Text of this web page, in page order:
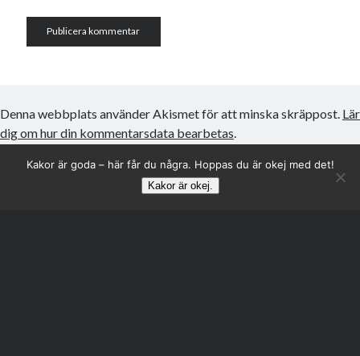
Denna webbplats använder Akismet för att minska skräppost. Lär
dig om hur din kommentarsdata bearbetas.
Kakor är goda – här får du några. Hoppas du är okej med det!
Kakor är okej.